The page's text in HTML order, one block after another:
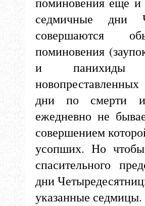
седмичные дни
совершаются
поминовения
и панихиды
дни по смерти
ежедневно не
совершением
усопших. Но
спасительного
дни
указанные седмицы.